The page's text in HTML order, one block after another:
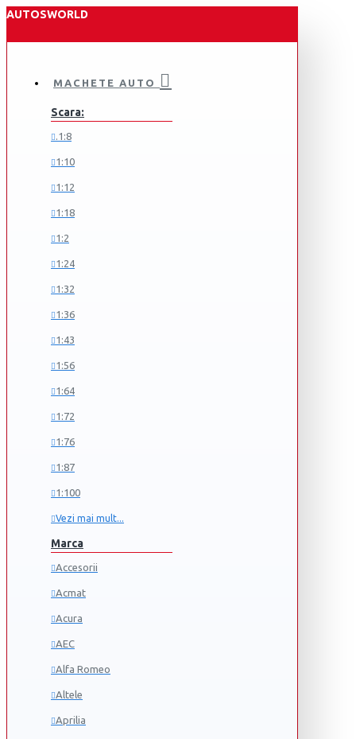
AUTOSWORLD
MACHETE AUTO
Scara:
.1:8
1:10
1:12
1:18
1:2
1:24
1:32
1:36
1:43
1:56
1:64
1:72
1:76
1:87
1:100
Vezi mai mult...
Marca
Accesorii
Acmat
Acura
AEC
Alfa Romeo
Altele
Aprilia